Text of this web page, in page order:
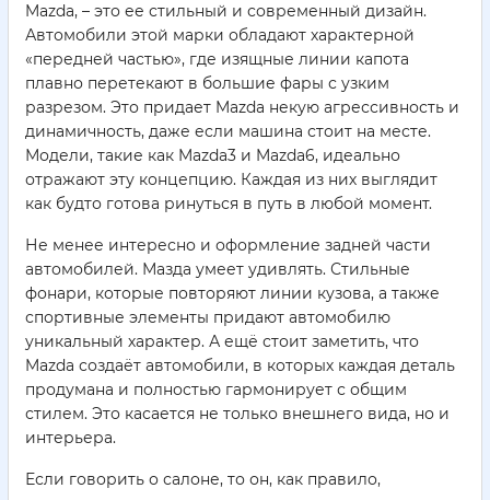
Mazda, – это ее стильный и современный дизайн.
Автомобили этой марки обладают характерной
«передней частью», где изящные линии капота
плавно перетекают в большие фары с узким
разрезом. Это придает Mazda некую агрессивность и
динамичность, даже если машина стоит на месте.
Модели, такие как Mazda3 и Mazda6, идеально
отражают эту концепцию. Каждая из них выглядит
как будто готова ринуться в путь в любой момент.
Не менее интересно и оформление задней части
автомобилей. Мазда умеет удивлять. Стильные
фонари, которые повторяют линии кузова, а также
спортивные элементы придают автомобилю
уникальный характер. А ещё стоит заметить, что
Mazda создаёт автомобили, в которых каждая деталь
продумана и полностью гармонирует с общим
стилем. Это касается не только внешнего вида, но и
интерьера.
Если говорить о салоне, то он, как правило,